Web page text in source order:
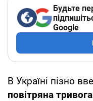
Будьте
Google
В Україні пізно
повітряна тривога